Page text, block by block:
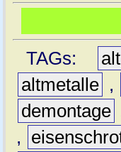
TAGs:
altmetalle ,
demontage
,